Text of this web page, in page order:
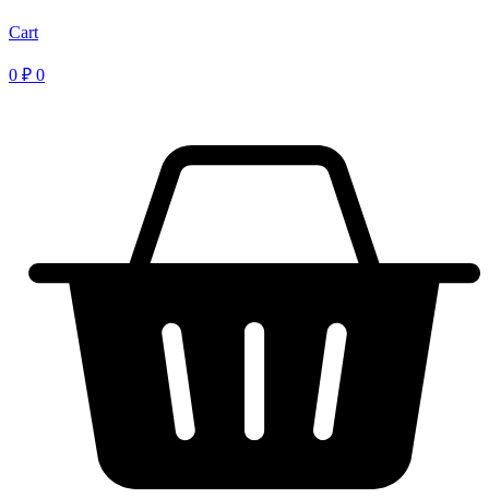
Cart
0 ₽ 0